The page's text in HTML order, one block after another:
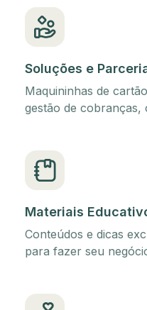
Soluções e
Maquininhas de
gestão de cobranças,
Materiais
Conteúdos e dicas
para fazer seu